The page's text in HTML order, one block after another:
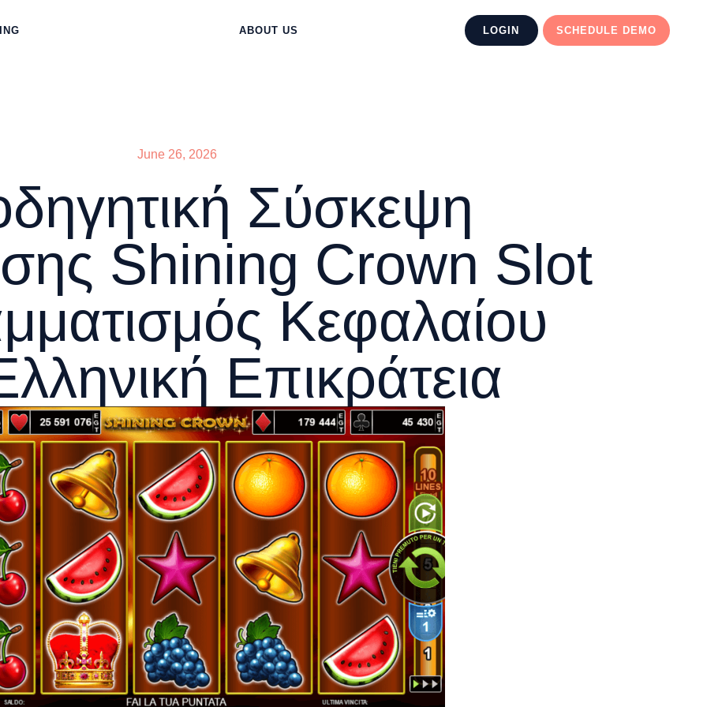
ABOUT US LOGIN SCHEDULE DEMO
June 26, 2026
Σύσκεψη
Shining Crown Slot
Κεφαλαίου
Επικράτεια